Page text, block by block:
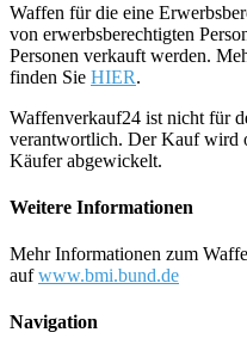
Waffen für die eine
von erwerbsberechtigten
Personen verkauft werden.
finden Sie HIER.
Waffenverkauf24 ist nicht für
verantwortlich. Der Kauf wird
Käufer abgewickelt.
Weitere Informationen
Mehr Informationen zum
aufwww.bmi.bund.de
Navigation